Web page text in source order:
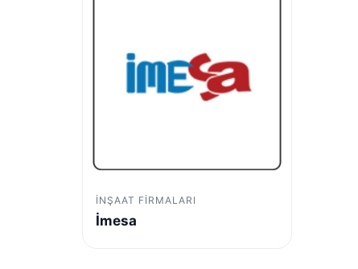
İNŞAAT FIRMALARI
İmesa